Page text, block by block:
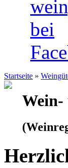
Startseite »
Wein-